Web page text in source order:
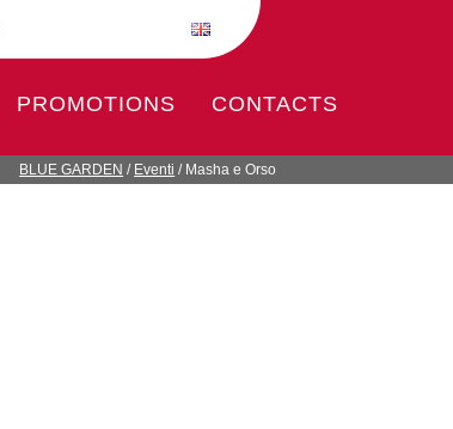
PROMOTIONS CONTACTS
BLUE GARDEN / Eventi / Masha e Orso